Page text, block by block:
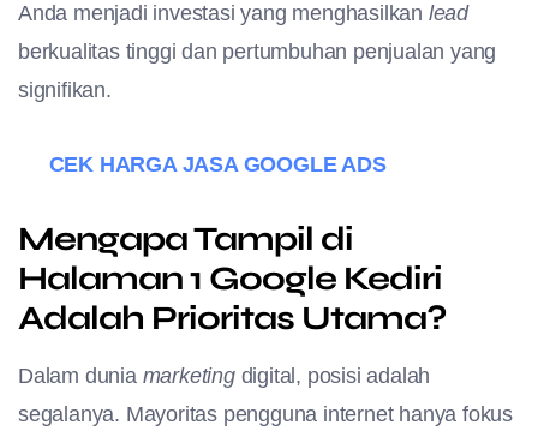
Anda menjadi investasi yang menghasilkan lead
berkualitas tinggi dan pertumbuhan penjualan yang
signifikan.
CEK HARGA JASA GOOGLE ADS
Mengapa Tampil di
Halaman 1 Google Kediri
Adalah Prioritas Utama?
Dalam dunia marketingdigital, posisi adalah
segalanya. Mayoritas pengguna internet hanya fokus